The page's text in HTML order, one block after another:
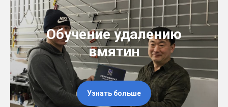
Обучение удалению
вмятин
Узнать больше